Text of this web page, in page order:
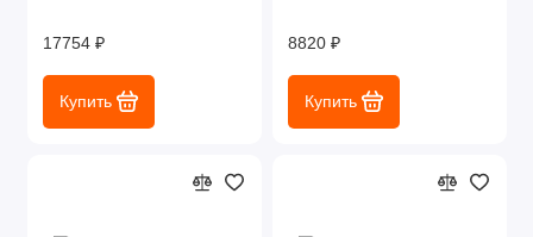
17754 ₽
Купить
8820 ₽
Купить